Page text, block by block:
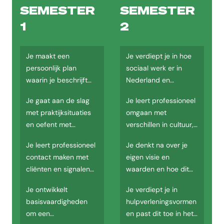
Tot slot ontwikkel je een oplossing voor een vraagstuk uit de
Wat is de studieduur van de opleiding Sociaal werk AD
De studieduur van de opleiding Sociaal werk AD Voltijd is 2 jaar.
De opleiding Sociaal werk AD Voltijd wordt gegeven op de locatie
Wanneer start de opleiding Sociaal werk AD Voltijd?
De opleiding Sociaal werk AD Voltijd start in september.
Welke studievorm heeft de opleiding Sociaal werk AD
Wat is het opleidingstype van Sociaal werk AD Voltijd?
Het opleidingstype is Associate degree.
SEMESTER
1
Je maakt een
persoonlijk plan
waarin je beschrijft
wilt leren.
Je gaat aan de slag
met praktijksituaties
en oefent met
Je leert professioneel
contact maken met
cliënten en signalen
Je ontwikkelt
basisvaardigheden
om een
SEMESTER
2
Je verdiept je in hoe
sociaal werk er in
Nederland en
Je leert professioneel
omgaan met
verschillen in cultuur,
levensbeschouwing.
Je denkt na over je
eigen visie en
waarden en hoe dit
werk.
Je verdiept je in
hulpverleningsvormen
en past dit toe in het